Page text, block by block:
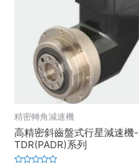
精密轉角減速機
高精密斜齒盤式行星減速機-
TDR(PADR)系列